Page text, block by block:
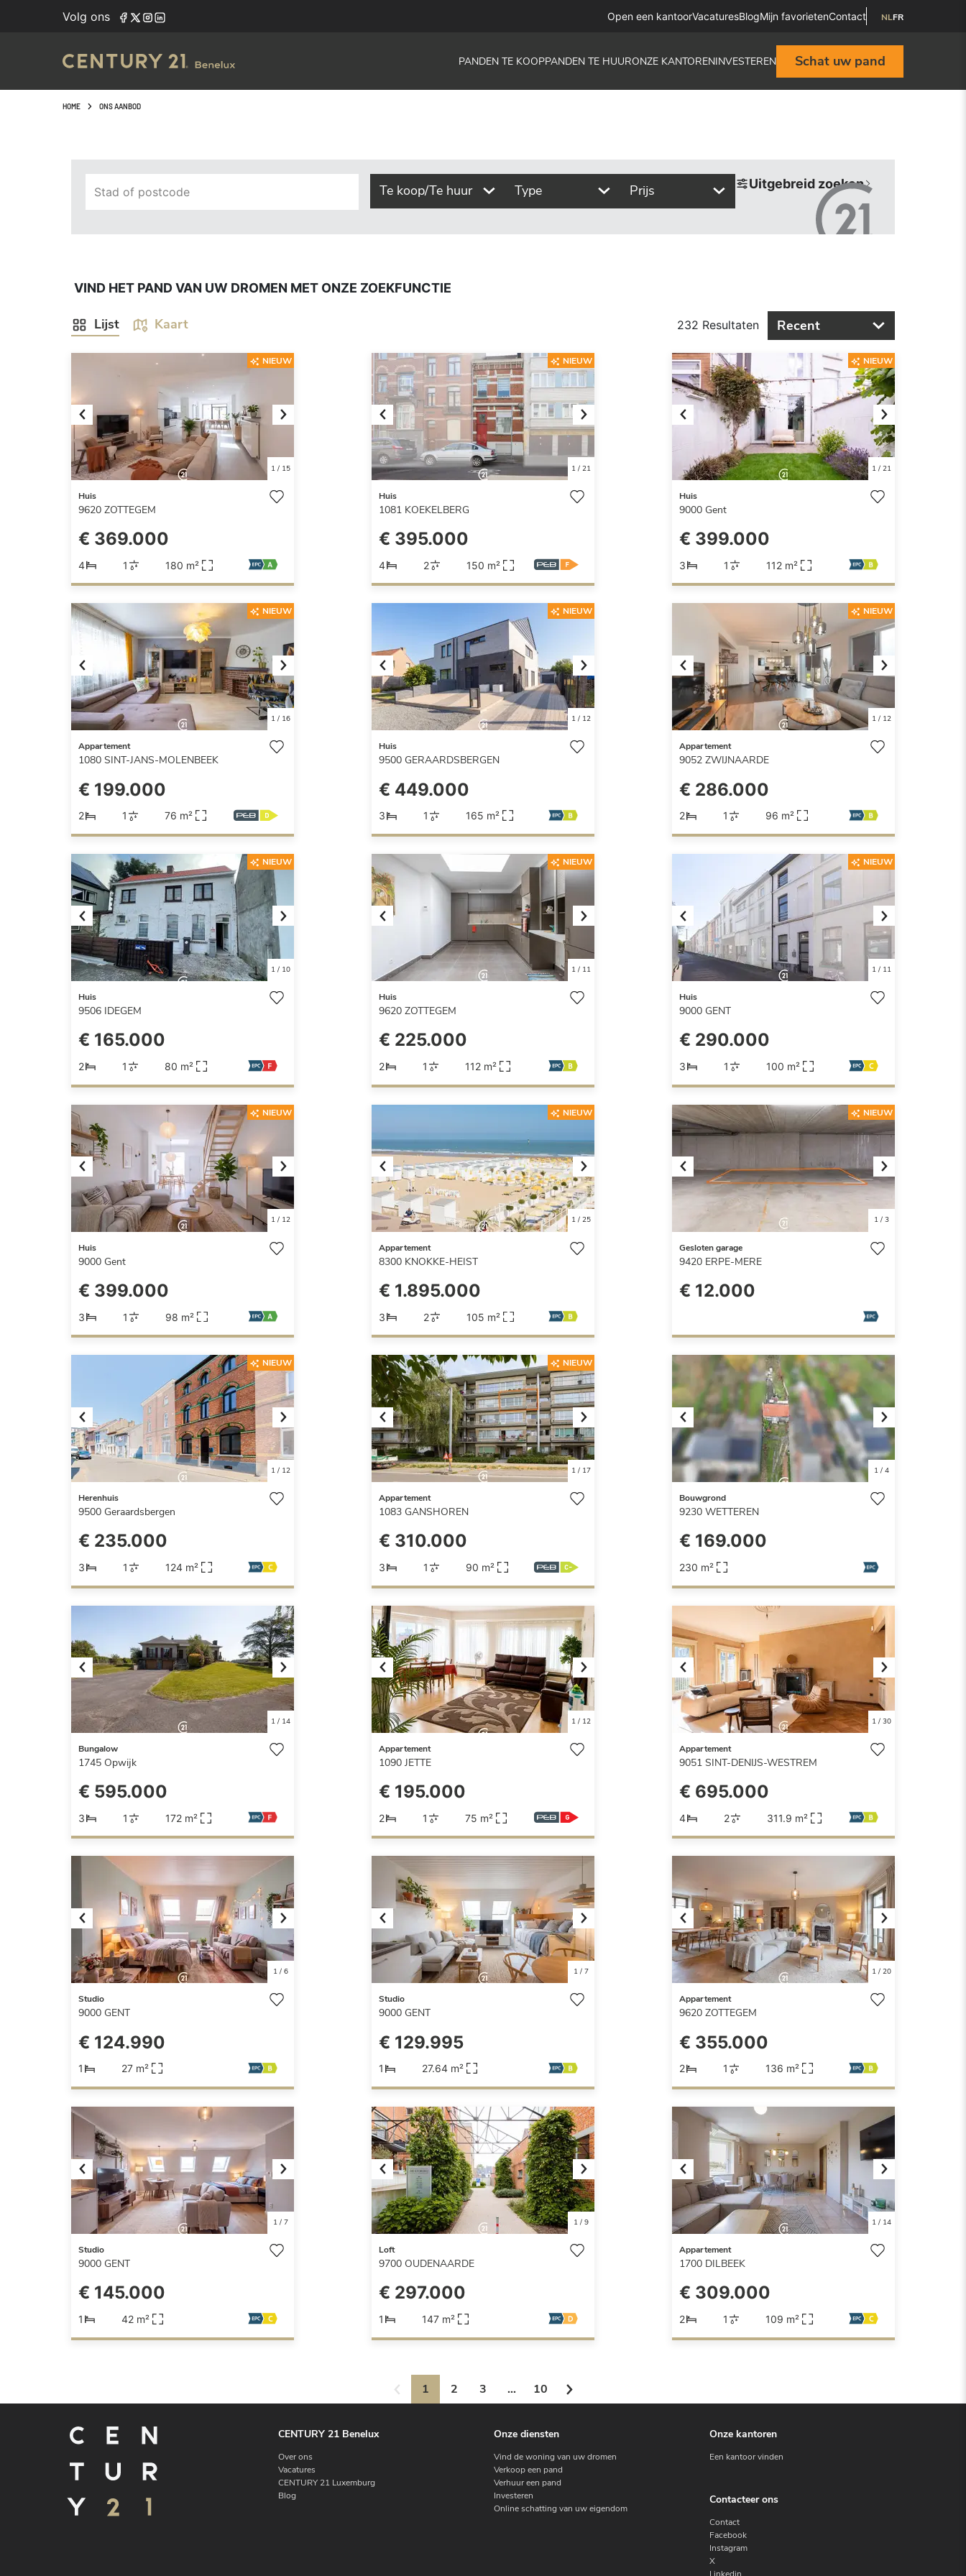
Volg ons Open een kantoorVacaturesBlogMijn favorietenContact NLFR
PANDEN TE KOOPPANDEN TE HUURONZE KANTORENINVESTEREN Schat uw pand
HOME ONS AANBOD
Stad of postcode Te koop/Te huur Type Prijs Uitgebreid zoeken
VIND HET PAND VAN UW DROMEN MET ONZE ZOEKFUNCTIE
Lijst Kaart 232 Resultaten Recent
Previous Next
1/ 15
NIEUW
Huis
9620 ZOTTEGEM
€ 369.000
4 1 180 m²
Previous Next
1/ 21
NIEUW
Huis
1081 KOEKELBERG
€ 395.000
4 2 150 m²
Previous Next
1/ 21
NIEUW
Huis
9000 Gent
€ 399.000
3 1 112 m²
Previous Next
1/ 16
NIEUW
Appartement
1080 SINT-JANS-MOLENBEEK
€ 199.000
2 1 76 m²
Previous Next
1/ 12
NIEUW
Huis
9500 GERAARDSBERGEN
€ 449.000
3 1 165 m²
Previous Next
1/ 12
NIEUW
Appartement
9052 ZWIJNAARDE
€ 286.000
2 1 96 m²
Previous Next
1/ 10
NIEUW
Huis
9506 IDEGEM
€ 165.000
2 1 80 m²
Previous Next
1/ 11
NIEUW
Huis
9620 ZOTTEGEM
€ 225.000
2 1 112 m²
Previous Next
1/ 11
NIEUW
Huis
9000 GENT
€ 290.000
3 1 100 m²
Previous Next
1/ 12
NIEUW
Huis
9000 Gent
€ 399.000
3 1 98 m²
Previous Next
1/ 25
NIEUW
Appartement
8300 KNOKKE-HEIST
€ 1.895.000
3 2 105 m²
Previous Next
1/ 3
NIEUW
Gesloten garage
9420 ERPE-MERE
€ 12.000
Previous Next
1/ 12
NIEUW
Herenhuis
9500 Geraardsbergen
€ 235.000
3 1 124 m²
Previous Next
1/ 17
NIEUW
Appartement
1083 GANSHOREN
€ 310.000
3 1 90 m²
Previous Next
1/ 4
Bouwgrond
9230 WETTEREN
€ 169.000
230 m²
Previous Next
1/ 14
Bungalow
1745 Opwijk
€ 595.000
3 1 172 m²
Previous Next
1/ 12
Appartement
1090 JETTE
€ 195.000
2 1 75 m²
Previous Next
1/ 30
Appartement
9051 SINT-DENIJS-WESTREM
€ 695.000
4 2 311.9 m²
Previous Next
1/ 6
Studio
9000 GENT
€ 124.990
1 27 m²
Previous Next
1/ 7
Studio
9000 GENT
€ 129.995
1 27.64 m²
Previous Next
1/ 20
Appartement
9620 ZOTTEGEM
€ 355.000
2 1 136 m²
Previous Next
1/ 7
Studio
9000 GENT
€ 145.000
1 42 m²
Previous Next
1/ 9
Loft
9700 OUDENAARDE
€ 297.000
1 147 m²
Previous Next
1/ 14
Appartement
1700 DILBEEK
€ 309.000
2 1 109 m²
1 2 3 ... 10
CENTURY 21 Benelux
Over ons
Vacatures
CENTURY 21 Luxemburg
Blog
Onze diensten
Vind de woning van uw dromen
Verkoop een pand
Verhuur een pand
Investeren
Online schatting van uw eigendom
Onze kantoren
Een kantoor vinden
Contacteer ons
Contact
Facebook
Instagram
X
Navigated to Vind het pand van uw dromen met onze zoekfunctie